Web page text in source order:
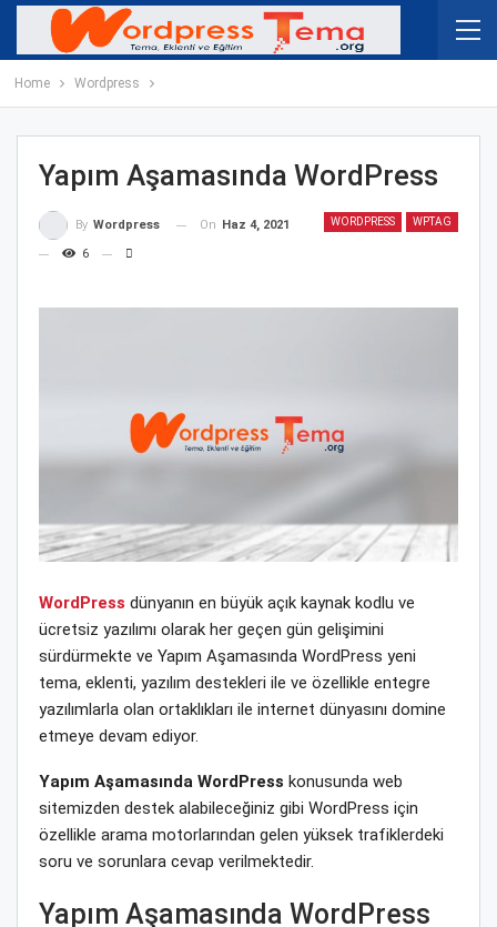
Home Wordpress
Yapım Aşamasında WordPress
WORDPRESS WPTAG
By Wordpress On Haz 4, 2021
6
WordPress dünyanın en büyük açık kaynak kodlu ve
ücretsiz yazılımı olarak her geçen gün gelişimini
sürdürmekte ve Yapım Aşamasında WordPress yeni
tema, eklenti, yazılım destekleri ile ve özellikle entegre
yazılımlarla olan ortaklıkları ile internet dünyasını domine
etmeye devam ediyor.
Yapım Aşamasında WordPress konusunda web
sitemizden destek alabileceğiniz gibi WordPress için
özellikle arama motorlarından gelen yüksek trafiklerdeki
soru ve sorunlara cevap verilmektedir.
Yapım Aşamasında WordPress